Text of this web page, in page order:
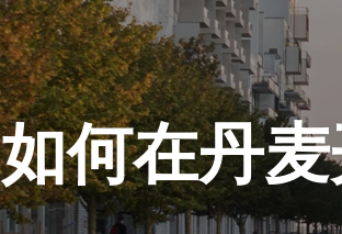
如何在丹